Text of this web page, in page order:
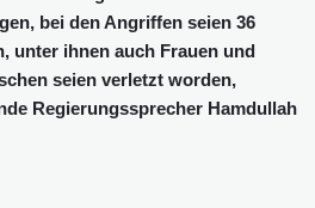
bei den Angriffen seien 36
unter ihnen auch Frauen und
seien verletzt worden,
Regierungssprecher Hamdullah